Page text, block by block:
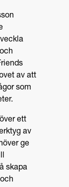
av att
som
ett
av
ge
skapa